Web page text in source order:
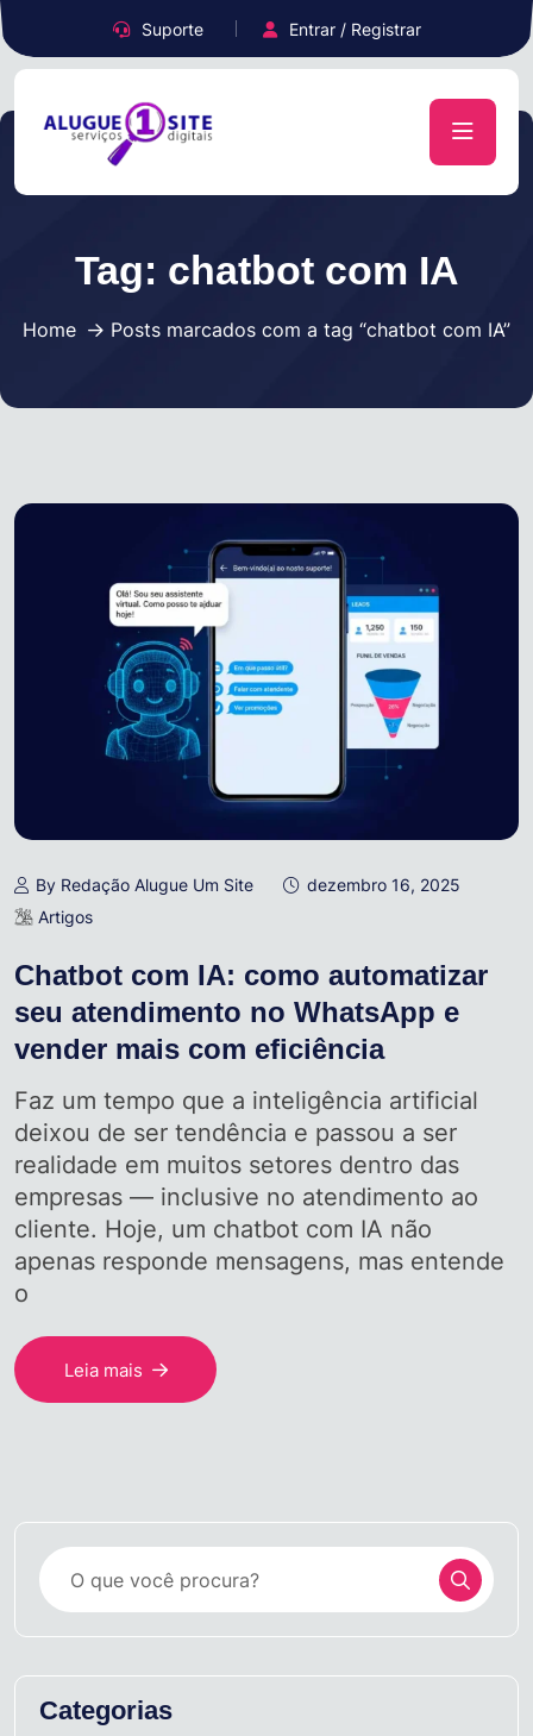
Suporte Entrar / Registrar
Tag: chatbot com IA
Home Posts marcados com a tag “chatbot com IA”
By Redação Alugue Um Site
dezembro 16, 2025
Artigos
Chatbot com IA: como automatizar
seu atendimento no WhatsApp e
vender mais com eficiência
Faz um tempo que a inteligência artificial
deixou de ser tendência e passou a ser
realidade em muitos setores dentro das
empresas — inclusive no atendimento ao
cliente. Hoje, um chatbot com IA não
apenas responde mensagens, mas entende
o
Leia mais
Categorias